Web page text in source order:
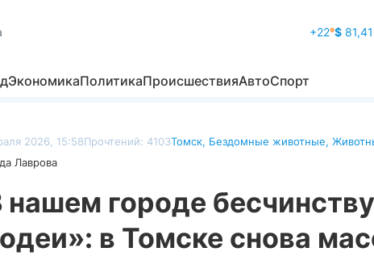
+22°$81,41
ЭкономикаПолитикаПроисшествияАвтоСпорт
2026, 15:58Прочтений: 4103Томск, Бездомные животные,
Лаврова
нашем городе
в Томске снова